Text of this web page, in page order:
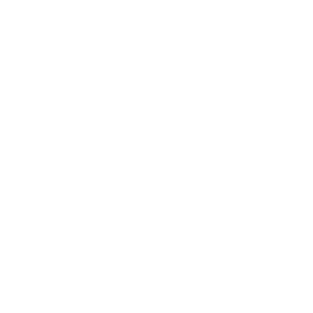
Bungee Jump aus 50 m
Bungee am Staudamm